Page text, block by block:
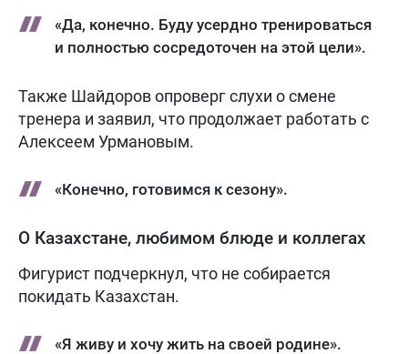
«Да, конечно. Буду усердно тренироваться
и полностью сосредоточен на этой цели».
Также Шайдоров опроверг слухи о смене
тренера и заявил, что продолжает работать с
Алексеем Урмановым.
«Конечно, готовимся к сезону».
О Казахстане, любимом блюде и коллегах
Фигурист подчеркнул, что не собирается
покидать Казахстан.
«Я живу и хочу жить на своей родине».